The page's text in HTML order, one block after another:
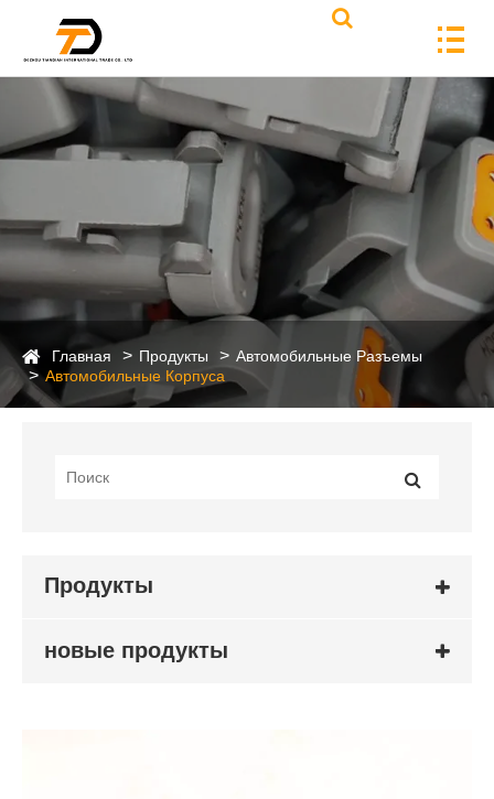
Главная Продукты
Автомобильные Разъемы
Автомобильные Корпуса
Продукты
новые продукты